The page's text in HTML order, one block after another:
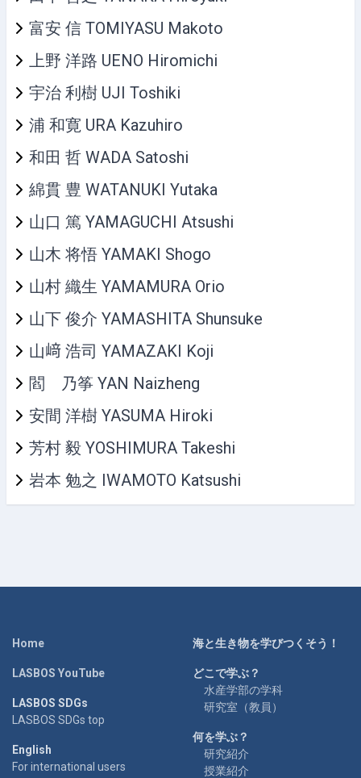
富安 信 TOMIYASU Makoto
上野 洋路 UENO Hiromichi
宇治 利樹 UJI Toshiki
浦 和寛 URA Kazuhiro
和田 哲 WADA Satoshi
綿貫 豊 WATANUKI Yutaka
山口 篤 YAMAGUCHI Atsushi
山木 将悟 YAMAKI Shogo
山村 織生 YAMAMURA Orio
山下 俊介 YAMASHITA Shunsuke
山﨑 浩司 YAMAZAKI Koji
閻 乃筝 YAN Naizheng
安間 洋樹 YASUMA Hiroki
芳村 毅 YOSHIMURA Takeshi
岩本 勉之 IWAMOTO Katsushi
Home
LASBOS YouTube
LASBOS SDGs
LASBOS SDGs top
English
For international users
海と生き物を学びつくそう！
どこで学ぶ？
水産学部の学科
研究室（教員）
何を学ぶ？
研究紹介
授業紹介